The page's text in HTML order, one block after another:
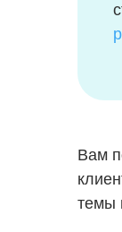
Вам
темы